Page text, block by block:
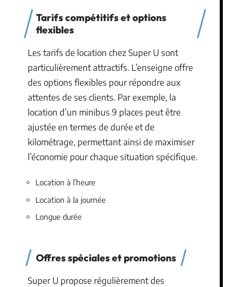
Tarifs compétitifs et options
flexibles
Les tarifs de location chez Super U sont
particulièrement attractifs. L’enseigne offre
des options flexibles pour répondre aux
attentes de ses clients. Par exemple, la
location d’un minibus 9 places peut être
ajustée en termes de durée et de
kilométrage, permettant ainsi de maximiser
l’économie pour chaque situation spécifique.
Location à l’heure
Location à la journée
Longue durée
Offres spéciales et promotions
Super U propose régulièrement des